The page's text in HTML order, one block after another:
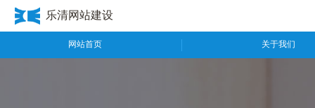
乐清网站建设
网站首页 关于我们